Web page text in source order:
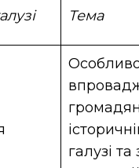
Тема
галузі